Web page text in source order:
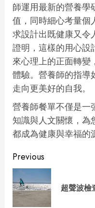
師運用最新的營養學
值，同時細心考量個
求設計出既健康又令
證明，這樣的用心設
來心理上的正面轉變
體驗。營養師的指導
走向更美好的自我。
營養師餐單不僅是一
知識與人文關懷，為
都成為健康與幸福的
Continue
Reading
Previous
超聲波檢